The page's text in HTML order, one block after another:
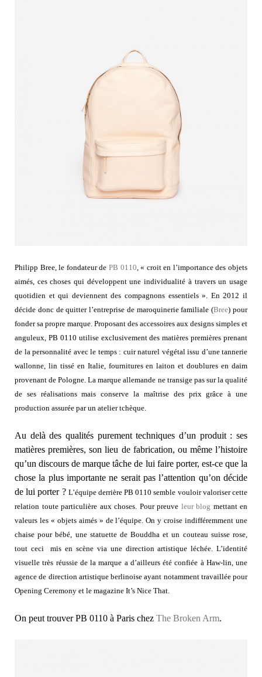
Philipp Bree, le fondateur de PB 0110 , « croit en l’importance des objets
aimés, ces choses qui développent une individualité à travers un usage
quotidien et qui deviennent des compagnons essentiels ». En 2012 il
décide donc de quitter l’entreprise de maroquinerie familiale (Bree) pour
fonder sa propre marque. Proposant des accessoires aux designs simples et
anguleux, PB 0110 utilise exclusivement des matières premières prenant
de la personnalité avec le temps : cuir naturel végétal issu d’une tannerie
wallonne, lin tissé en Italie, fournitures en laiton et doublures en daim
provenant de Pologne. La marque allemande ne transige pas sur la qualité
de ses réalisations mais conserve la maîtrise des prix grâce à une
production assurée par un atelier tchèque.
Au delà des qualités purement techniques d’un produit : ses
matières premières, son lieu de fabrication, ou même l’histoire
qu’un discours de marque tâche de lui faire porter, est-ce que la
chose la plus importante ne serait pas l’attention qu’on décide
de lui porter ? L’équipe derrière PB 0110 semble vouloir valoriser cette
relation toute particulière aux choses. Pour preuve leur blog mettant en
valeurs les « objets aimés » de l’équipe. On y croise indifféremment une
chaise pour bébé, une statuette de Bouddha et un couteau suisse rose,
tout ceci mis en scène via une direction artistique léchée .L’identité
visuelle très réussie de la marque a d’ailleurs été confiée à Haw-lin, une
agence de direction artistique berlinoise ayant notamment travaillée pour
Opening Ceremony et le magazine It’s Nice That.
On peut trouver PB 0110 à Paris chez The Broken Arm.